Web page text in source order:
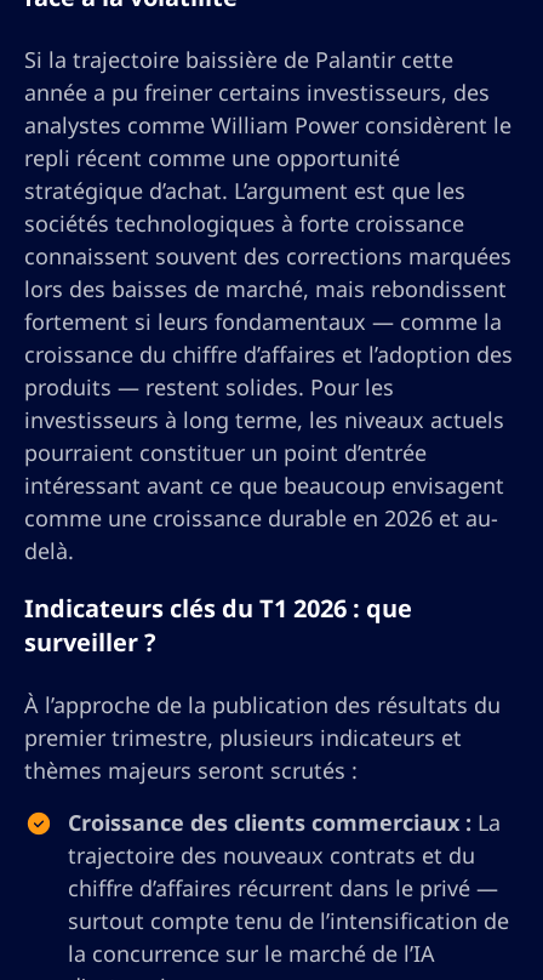
Si la trajectoire baissière de Palantir cette
année a pu freiner certains investisseurs, des
analystes comme William Power considèrent le
repli récent comme une opportunité
stratégique d’achat. L’argument est que les
sociétés technologiques à forte croissance
connaissent souvent des corrections marquées
lors des baisses de marché, mais rebondissent
fortement si leurs fondamentaux — comme la
croissance du chiffre d’affaires et l’adoption des
produits — restent solides. Pour les
investisseurs à long terme, les niveaux actuels
pourraient constituer un point d’entrée
intéressant avant ce que beaucoup envisagent
comme une croissance durable en 2026 et au-
delà.
Indicateurs clés du T1 2026 : que
surveiller ?
À l’approche de la publication des résultats du
premier trimestre, plusieurs indicateurs et
thèmes majeurs seront scrutés :
Croissance des clients commerciaux : La
trajectoire des nouveaux contrats et du
chiffre d’affaires récurrent dans le privé —
surtout compte tenu de l’intensification de
la concurrence sur le marché de l’IA